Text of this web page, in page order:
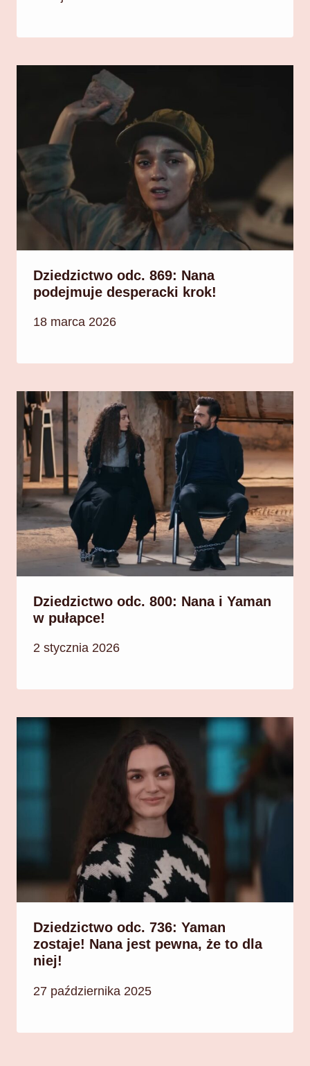
Dziedzictwo odc. 869: Nana
podejmuje desperacki krok!
18 marca 2026
Dziedzictwo odc. 800: Nana i Yaman
w pułapce!
2 stycznia 2026
Dziedzictwo odc. 736: Yaman
zostaje! Nana jest pewna, że to dla
niej!
27 października 2025